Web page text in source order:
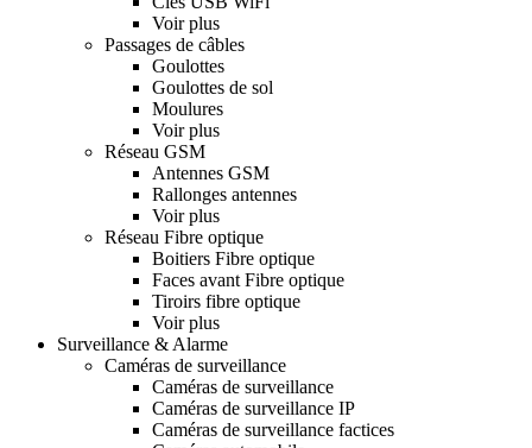
Voir plus
Passages de câbles
Goulottes
Goulottes de sol
Moulures
Voir plus
Réseau GSM
Antennes GSM
Rallonges antennes
Voir plus
Réseau Fibre optique
Boitiers Fibre optique
Faces avant Fibre optique
Tiroirs fibre optique
Voir plus
Surveillance & Alarme
Caméras de surveillance
Caméras de surveillance
Caméras de surveillance IP
Caméras de surveillance factices